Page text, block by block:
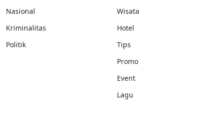
Nasional
Kriminalitas
Politik
Wisata
Hotel
Tips
Promo
Event
Lagu